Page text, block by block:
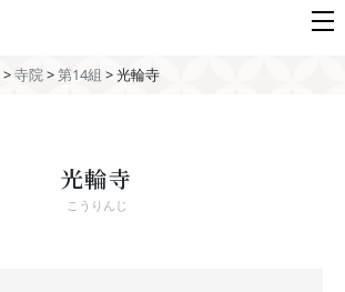
>寺院>第14組 >光輪寺
光輪寺
こうりんじ